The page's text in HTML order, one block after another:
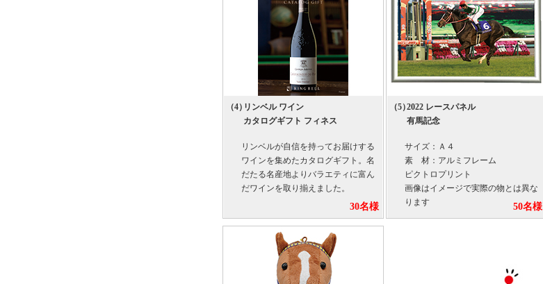
（4）リンベル ワイン
カタログギフト フィネス
リンベルが自信を持ってお届けする
ワインを集めたカタログギフト。名
だたる名産地よりバラエティに富ん
だワインを取り揃えました。
30名様
（5）2022 レースパネル
有馬記念
サイズ：Ａ４
素 材：アルミフレーム
ピクトロプリント
画像はイメージで実際の物とは異な
ります
50名様